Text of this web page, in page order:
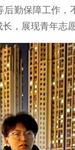
勤保障工作，
，展现青年志